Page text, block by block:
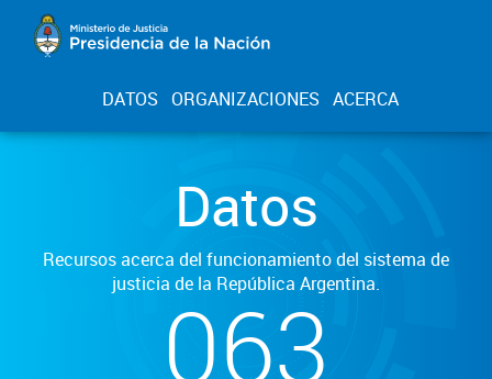
DATOS ORGANIZACIONES ACERCA
Datos
Recursos acerca del funcionamiento del sistema de
justicia de la República Argentina.
063